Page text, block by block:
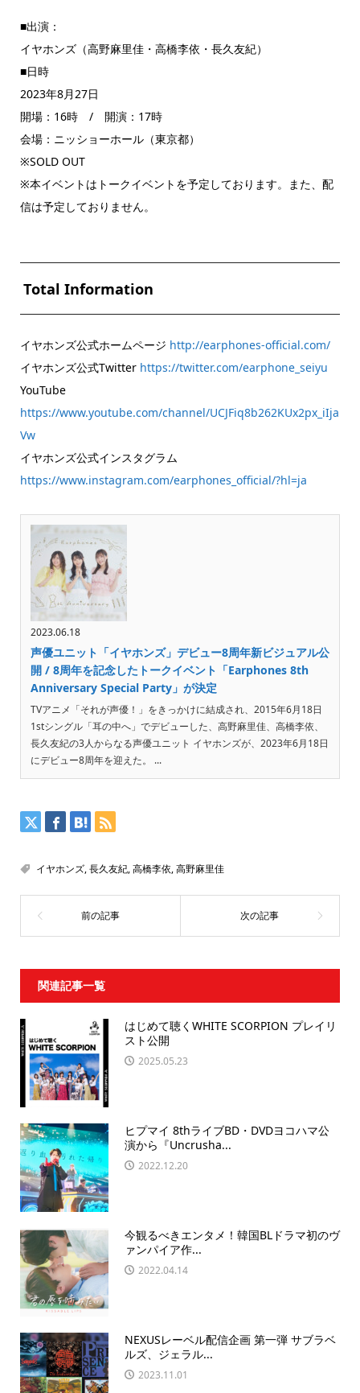
■出演：
イヤホンズ（高野麻里佳・高橋李依・長久友紀）
■日時
2023年8月27日
開場：16時 / 開演：17時
会場：ニッショーホール（東京都）
※SOLD OUT
※本イベントはトークイベントを予定しております。また、配
信は予定しておりません。
Total Information
イヤホンズ公式ホームページ http://earphones-official.com/
イヤホンズ公式Twitter https://twitter.com/earphone_seiyu
YouTube
https://www.youtube.com/channel/UCJFiq8b262KUx2px_iIja
Vw
イヤホンズ公式インスタグラム
https://www.instagram.com/earphones_official/?hl=ja
2023.06.18
声優ユニット「イヤホンズ」デビュー8周年新ビジュアル公
開 / 8周年を記念したトークイベント「Earphones 8th
Anniversary Special Party」が決定
TVアニメ「それが声優！」をきっかけに結成され、2015年6月18日
1stシングル「耳の中へ」でデビューした、高野麻里佳、高橋李依、
長久友紀の3人からなる声優ユニット イヤホンズが、2023年6月18日
にデビュー8周年を迎えた。 ...
イヤホンズ,長久友紀,高橋李依,高野麻里佳
関連記事一覧
はじめて聴くWHITE SCORPION プレイリ
スト公開
2025.05.23
ヒプマイ 8thライブBD・DVDヨコハマ公
演から『Uncrusha...
2022.12.20
今観るべきエンタメ！韓国BLドラマ初のヴ
ァンパイア作...
2022.04.14
NEXUSレーベル配信企画 第一弾 サブラベ
ルズ、ジェラル...
2023.11.01